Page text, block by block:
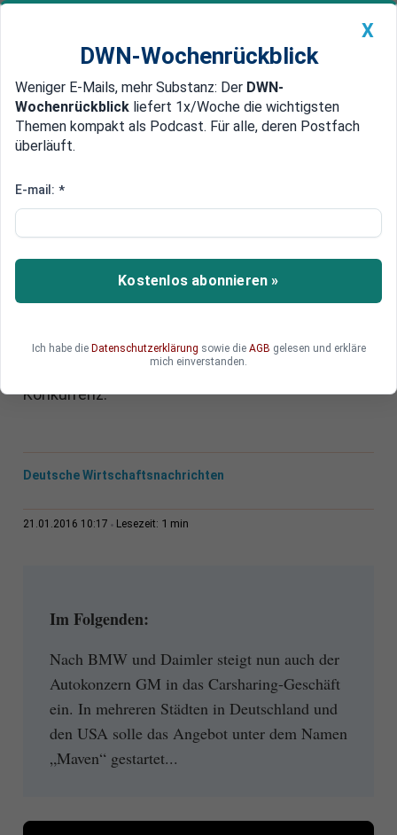
Newsticker MEIN DWN: Geldanlage Premium
Edelmetalle DWN-Magazin China
Auch in den USA
GM will ins Carsharing-Geschäft
in Deutschland einsteigen
Der US-Autobauer General Motors hat
und den USA starten. Damit macht GM den
Konkurrenz.
Deutsche Wirtschaftsnachrichten
21.01.2016 10:17 Lesezeit: 1 min
Im Folgenden:
Nach BMW und Daimler steigt nun auch der
Autokonzern GM in das Carsharing-Geschäft
ein. In mehreren Städten in Deutschland und
den USA solle das Angebot unter dem Namen
„Maven“ gestartet...
X
DWN-Wochenrückblick
Weniger E-Mails, mehr Substanz: Der DWN-
Wochenrückblick liefert 1x/Woche die wichtigsten
Themen kompakt als Podcast. Für alle, deren Postfach
überläuft.
E-mail: *
Kostenlos abonnieren »
Ich habe die Datenschutzerklärung sowie die AGB gelesen und erkläre
mich einverstanden.